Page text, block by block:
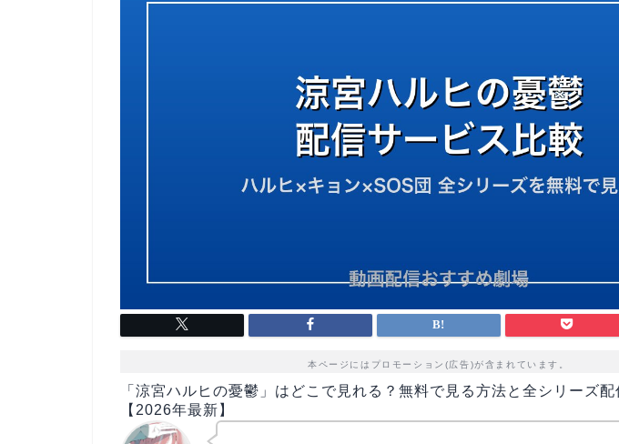
本ページにはプロモーション(広告)が含まれています。
「涼宮ハルヒの憂鬱」はどこで見れる？無料で見る方法と全シリーズ
【2026年最新】